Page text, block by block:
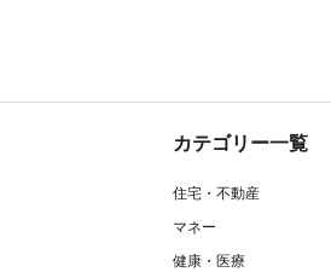
カテゴリー一覧
住宅・不動産
マネー
健康・医療